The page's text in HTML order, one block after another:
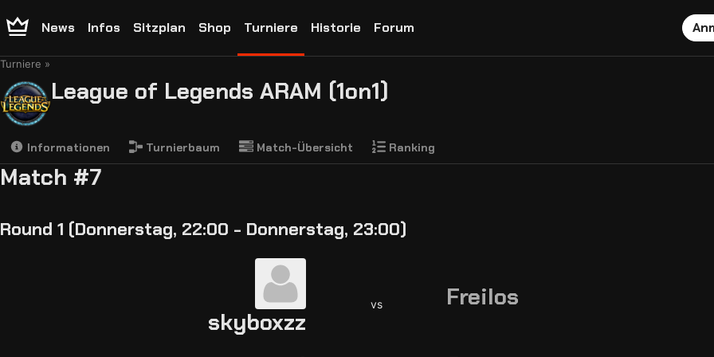
News Infos Sitzplan Shop Turniere Historie Forum
Turniere
League of Legends ARAM (1on1)
Informationen Turnierbaum Match-Übersicht Ranking
Match #7
Round 1 (Donnerstag, 22:00 - Donnerstag, 23:00)
skyboxzz
vs Freilos